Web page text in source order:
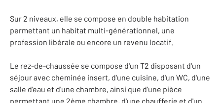
Sur 2 niveaux, elle se compose en double habitation
permettant un habitat multi-générationnel, une
profession libérale ou encore un revenu locatif.
Le rez-de-chaussée se compose d'un T2 disposant d'un
séjour avec cheminée insert, d'une cuisine, d'un WC, d'une
salle d'eau et d'une chambre, ainsi que d'une pièce
permettant une 2ème chambre, d'une chaufferie et d'un